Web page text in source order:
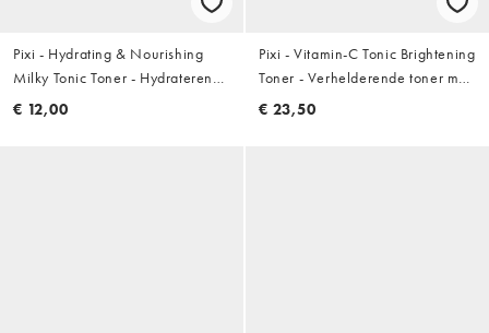
Pixi - Hydrating & Nourishing
Milky Tonic Toner - Hydraterende
en voedende toner 100ml
€ 12,00
Pixi - Vitamin-C Tonic Brightening
Toner - Verhelderende toner met
vitamine C 250ml
€ 23,50